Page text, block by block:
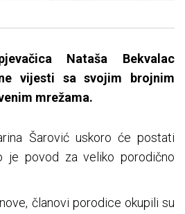
Nataša Bekvalac
vijesti sa svojim brojnim
mrežama.
Šarović uskoro će postati
je povod za veliko porodično
članovi porodice okupili su